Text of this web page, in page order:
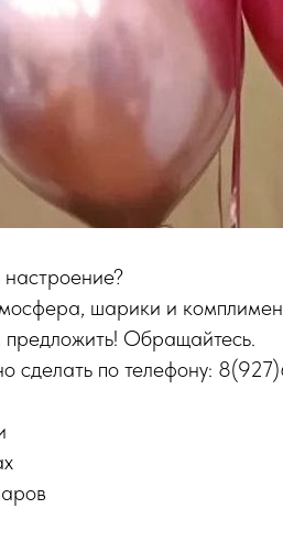
шарики и
предложить! Обращайтесь.
сделать по телефону: